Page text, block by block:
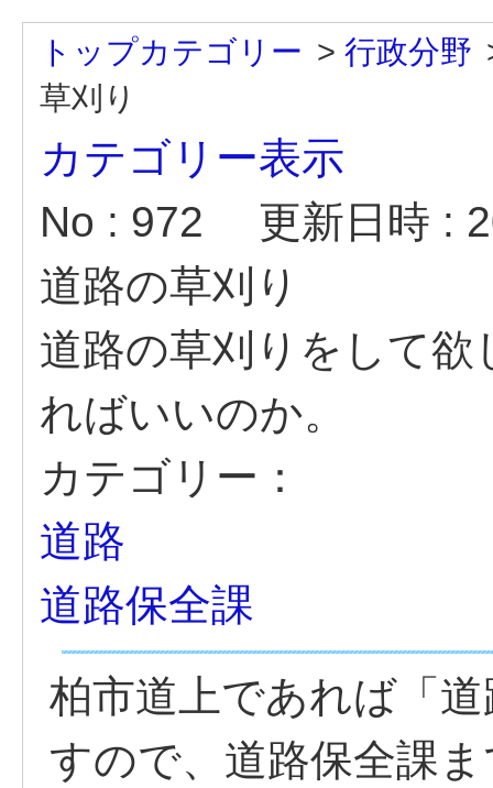
トップカテゴリー > 行政分野
草刈り
カテゴリー表示
No : 972
更新日時 :
道路の草刈り
道路の草刈りをして
ればいいのか。
カテゴリー：
道路
道路保全課
柏市道上であれば「
すので、道路保全課